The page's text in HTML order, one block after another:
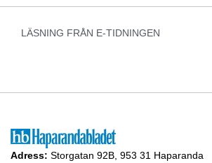
LÄSNING FRÅN E-TIDNINGEN
Adress: Storgatan 92B, 953 31 Haparanda